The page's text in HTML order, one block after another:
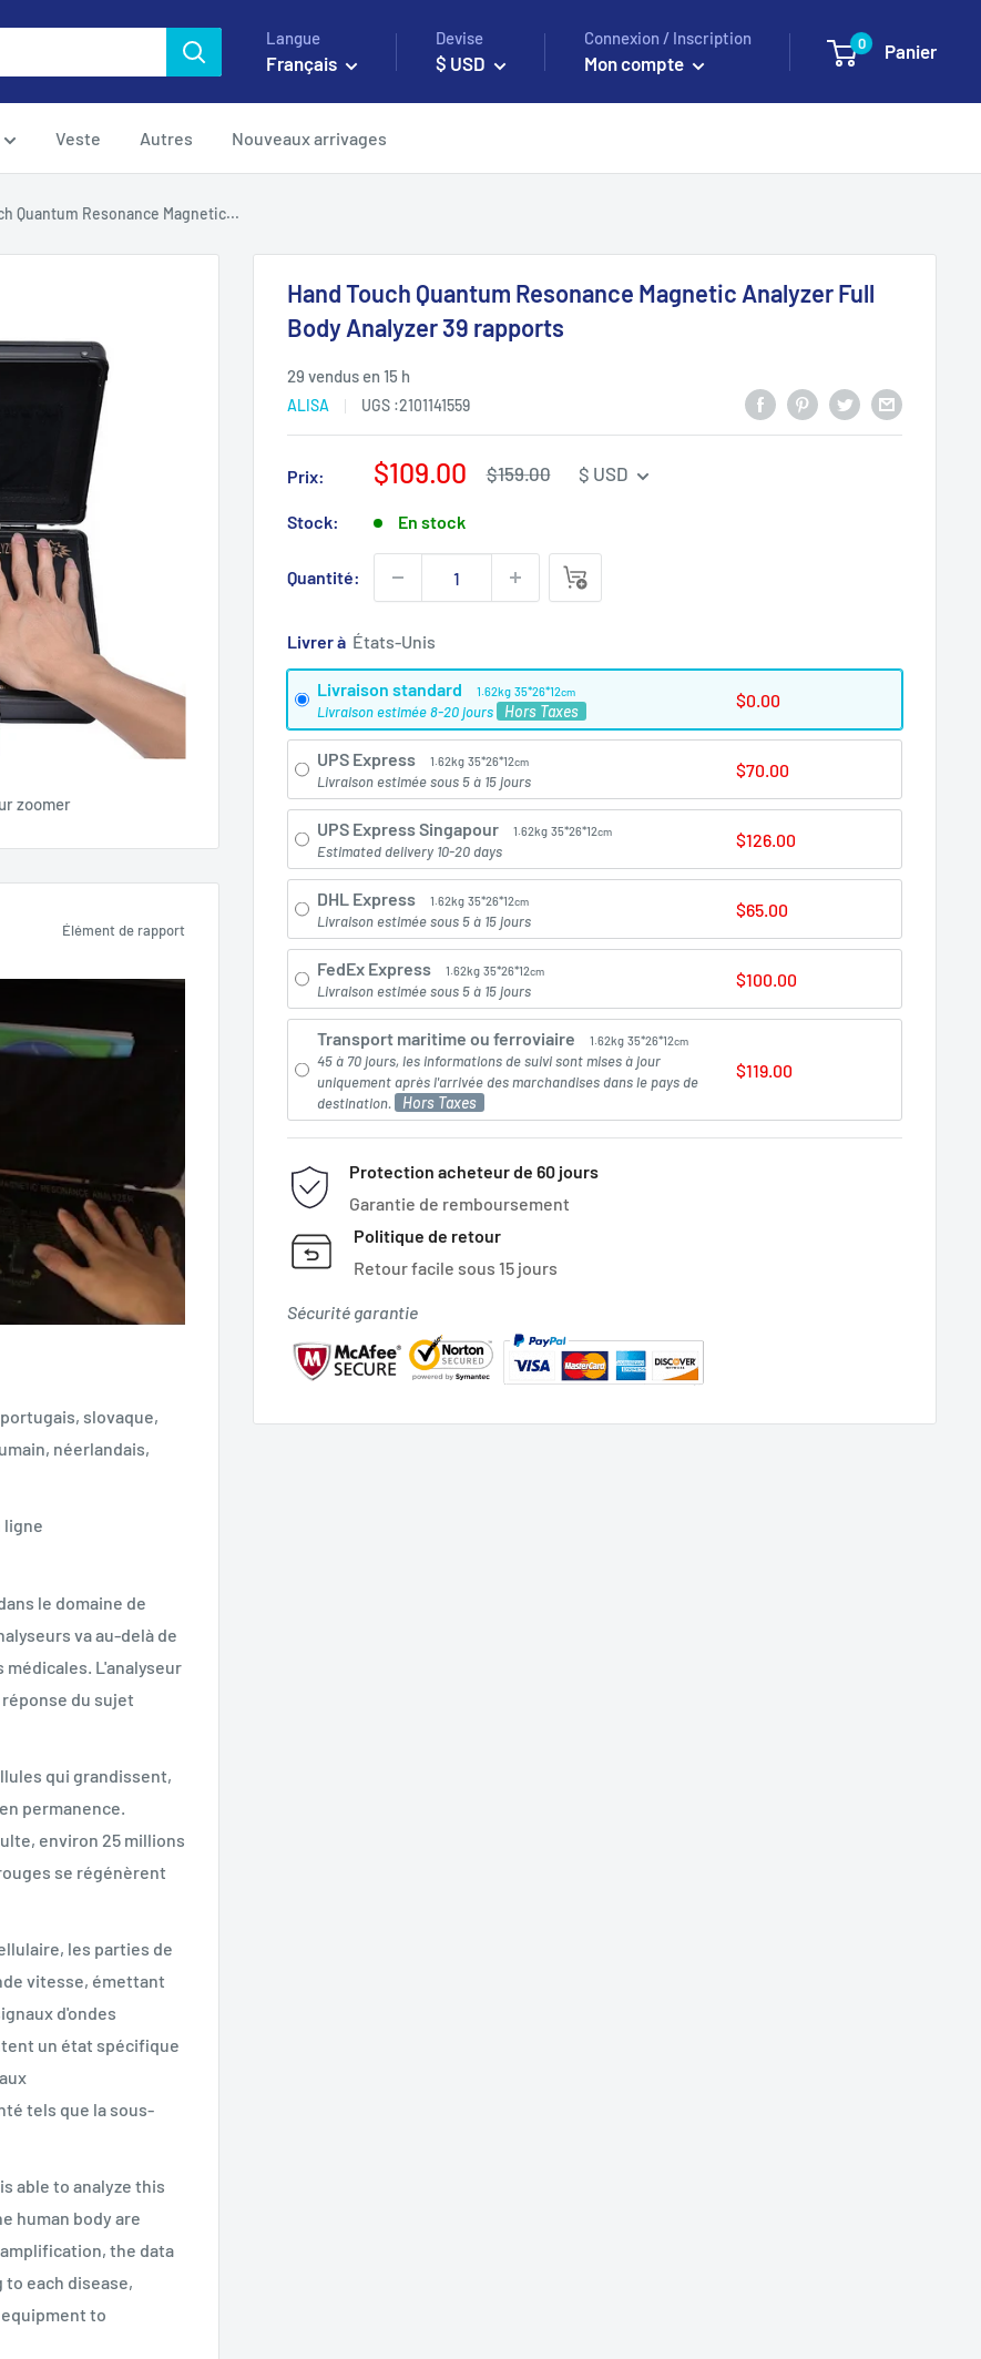
Langue
Français
Devise
$ USD
Connexion / Inscription
Mon compte
0 Panier
Veste Autres Nouveaux arrivages
Quantum Resonance Magnetic...
zoomer
Hand Touch Quantum Resonance Magnetic Analyzer Full
Body Analyzer 39 rapports
29 vendus en 15 h
ALISA UGS :2101141559
Prix:
Prix
vente
$109.00
Prix
$159.00 $ USD
Stock: En stock
Quantité:
Livrer à
Livraison standard 1.62kg 35*26*12cm
Livraison estimée 8-20 jours Hors Taxes
$0.00
UPS Express 1.62kg 35*26*12cm
Livraison estimée sous 5 à 15 jours
$70.00
UPS Express Singapour 1.62kg 35*26*12cm
Estimated delivery 10-20 days
$126.00
DHL Express 1.62kg 35*26*12cm
Livraison estimée sous 5 à 15 jours
$65.00
FedEx Express 1.62kg 35*26*12cm
Livraison estimée sous 5 à 15 jours
$100.00
Transport maritime ou ferroviaire 1.62kg 35*26*12cm
45 à 70 jours, les informations de suivi sont mises à jour
uniquement après l'arrivée des marchandises dans le pays de
destination.
Hors Taxes
$119.00
Protection acheteur de 60 jours
Garantie de remboursement
Politique de retour
Retour facile sous 15 jours
Sécurité garantie
Élément de rapport
slovaque,
néerlandais,
ligne
le domaine de
va au-delà de
médicales. L'analyseur
du sujet
qui grandissent,
permanence.
environ 25 millions
se régénèrent
les parties de
vitesse, émettant
d'ondes
un état spécifique
tels que la sous-
able to analyze this
human body are
the data
each disease,
to